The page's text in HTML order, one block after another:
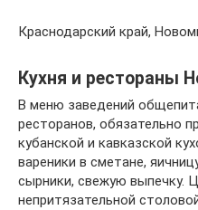
Краснодарский край,
Кухня и рестораны
В меню заведений
ресторанов, обязательно
кубанской и кавказской
вареники в сметане,
сырники, свежую выпечку.
непритязательной